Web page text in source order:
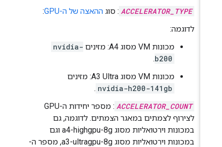
ACCELERATOR_TYPE : סוג ההאצה של ה-GPU
:
לדוגמה:
מכונות VM מסוג A4: מזינים
nvidia-
b200
.
מכונות VM מסוג A3 Ultra: מזינים
nvidia-h200-141gb
.
ACCELERATOR_COUNT
: מספר יחידות ה-GPU
לצירוף לצמתים במאגר הצמתים. לדוגמה, גם
במכונות וירטואליות מסוג a4-highgpu-8g וגם
במכונות וירטואליות מסוג a3-ultragpu-8g, מספר ה-